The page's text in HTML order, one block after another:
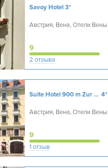
Savoy Hotel3*
Австрия, Вена, Отели Вены
9
2 отзыва
Suite Hotel 900 m Zur Oper 4*
Австрия, Вена, Отели Вены
9
1 отзыв